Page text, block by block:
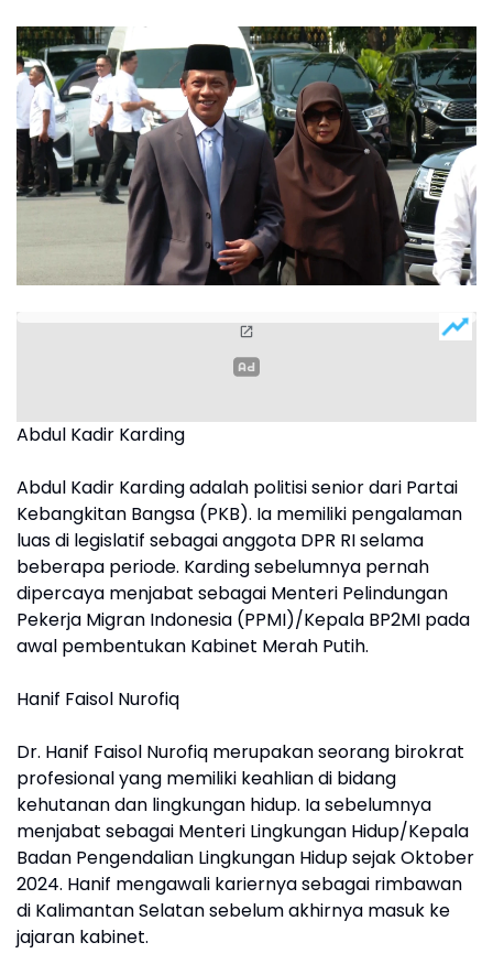
Abdul Kadir Karding
Abdul Kadir Karding adalah politisi senior dari Partai
Kebangkitan Bangsa (PKB). Ia memiliki pengalaman
luas di legislatif sebagai anggota DPR RI selama
beberapa periode. Karding sebelumnya pernah
dipercaya menjabat sebagai Menteri Pelindungan
Pekerja Migran Indonesia (PPMI)/Kepala BP2MI pada
awal pembentukan Kabinet Merah Putih.
Hanif Faisol Nurofiq
Dr. Hanif Faisol Nurofiq merupakan seorang birokrat
profesional yang memiliki keahlian di bidang
kehutanan dan lingkungan hidup. Ia sebelumnya
menjabat sebagai Menteri Lingkungan Hidup/Kepala
Badan Pengendalian Lingkungan Hidup sejak Oktober
2024. Hanif mengawali kariernya sebagai rimbawan
di Kalimantan Selatan sebelum akhirnya masuk ke
jajaran kabinet.